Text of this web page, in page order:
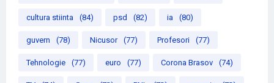
cultura stiinta (84) psd (82) ia (80)
guvern (78) Nicusor (77) Profesori (77)
Tehnologie (77) euro (77) Corona Brasov (74)